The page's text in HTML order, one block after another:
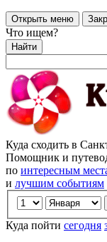
Открыть меню
Что ищем?
Найти
Куда сходить в
Помощник и
по интересным
и лучшим событиям
Куда пойти сегодня